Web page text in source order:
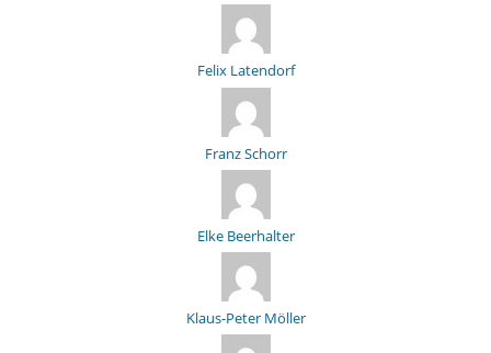
Felix Latendorf
Franz Schorr
Elke Beerhalter
Klaus-Peter Möller